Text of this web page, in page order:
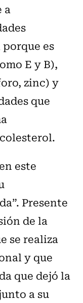
a
es
E y B),
zinc) y
que
este
Presente
de la
se realiza
y que
que dejó la
a su